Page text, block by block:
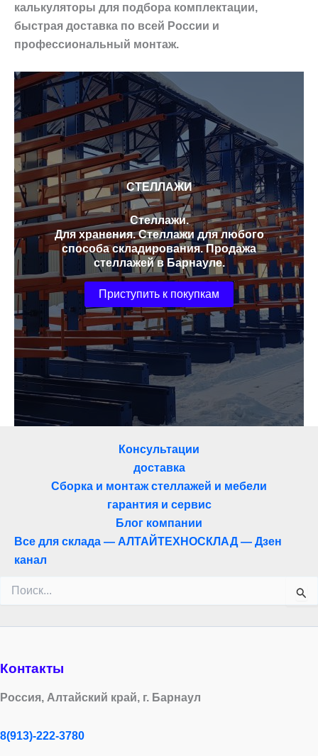
калькуляторы для подбора комплектации,
быстрая доставка по всей России и
профессиональный монтаж.
СТЕЛЛАЖИ
Стеллажи.
Для хранения. Стеллажи для любого
способа складирования. Продажа
стеллажей в Барнауле.
Приступить к покупкам
Консультации
доставка
Сборка и монтаж стеллажей и мебели
гарантия и сервис
Блог компании
Все для склада — АЛТАЙТЕХНОСКЛАД — Дзен
канал
Поиск:
Контакты
Россия, Алтайский край, г. Барнаул
8(913)-222-3780